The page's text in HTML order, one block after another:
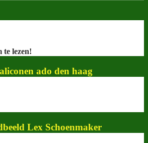
te lezen!
ado den haag
Lex Schoenmaker